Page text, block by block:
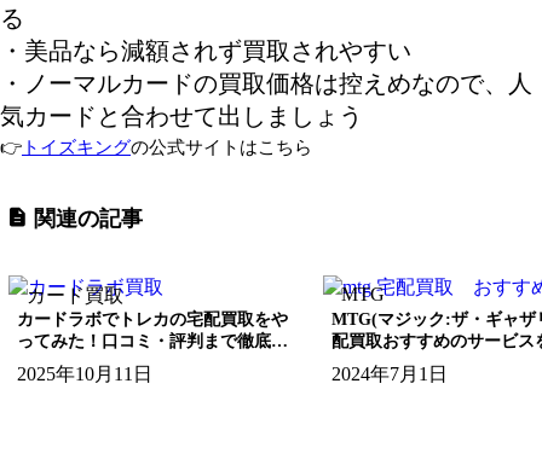
る
・美品なら減額されず買取されやすい
・ノーマルカードの買取価格は控えめなので、人
気カードと合わせて出しましょう
👉 トイズキングの公式サイトはこちら
関連の記事
カードラボでトレカの宅配買取をや
ってみた！口コミ・評判まで徹底調
査！
2025年10月11日
カード買取
MTG(マジック:ザ・ギャザ
配買取おすすめのサービス
介！
2024年7月1日
MTG